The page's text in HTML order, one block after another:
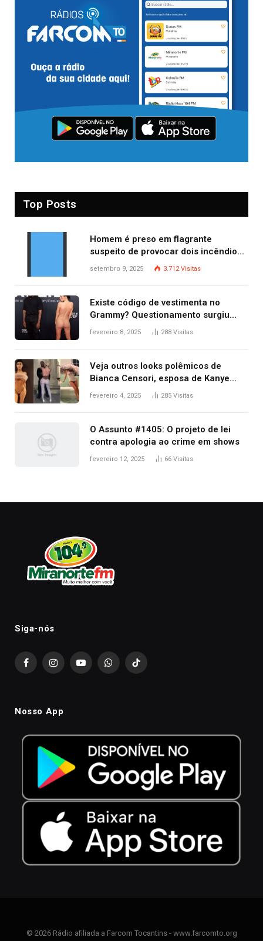
Top Posts
Homem é preso em flagrante
suspeito de provocar dois incêndios
criminosos no mesmo dia
setembro 9, 2025 3.712Visitas
Existe código de vestimenta no
Grammy? Questionamento surgiu
após Bianca Censori, mulher de
fevereiro 8, 2025 288 Visitas
Veja outros looks polêmicos de
Bianca Censori, esposa de Kanye
West que apareceu nua no Grammy
fevereiro 4, 2025 285 Visitas
O Assunto #1405: O projeto de lei
contra apologia ao crime em shows
fevereiro 12, 2025 66 Visitas
Siga-nós
FacebookInstagramYouTubeWhatsAppTikTok
Nosso App
© 2026 Rádio afiliada a Farcom Tocantins - www.farcomto.org